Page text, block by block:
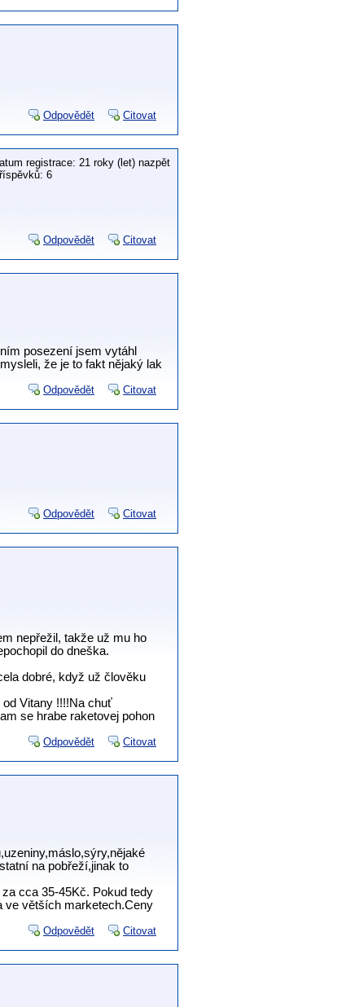
Odpovědět Citovat
registrace: 21 roky (let) nazpět
6
Odpovědět Citovat
posezení jsem vytáhl
že je to fakt nějaký lak
Odpovědět Citovat
Odpovědět Citovat
nepřežil, takže už mu ho
do dneška.
dobré, když už člověku
Vitany !!!!Na chuť
se hrabe raketovej pohon
Odpovědět Citovat
na pobřeží,jinak to
cca 35-45Kč. Pokud tedy
ve větších marketech.Ceny
Odpovědět Citovat